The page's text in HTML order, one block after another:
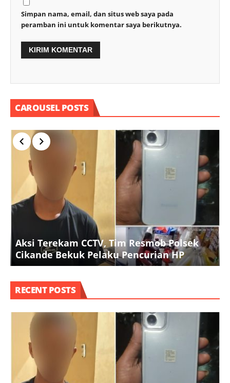
Simpan nama, email, dan situs web saya pada
peramban ini untuk komentar saya berikutnya.
CAROUSEL POSTS
Aksi Terekam CCTV, Tim Resmob Polsek
Cikande Bekuk Pelaku Pencurian HP
RECENT POSTS